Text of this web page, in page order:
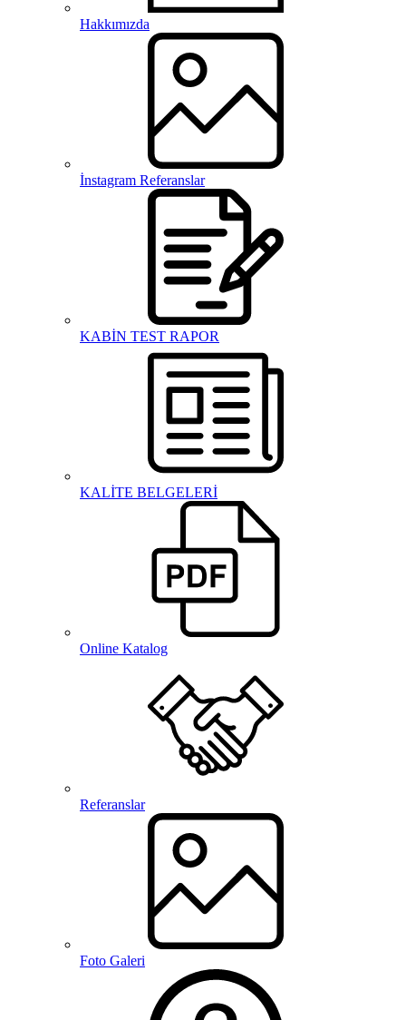
Hakkımızda
İnstagram Referanslar
KABİN TEST RAPOR
KALİTE BELGELERİ
Online Katalog
Referanslar
Foto Galeri